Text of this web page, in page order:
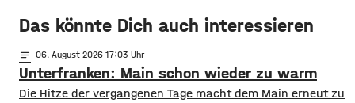
Das könnte Dich auch interessieren
notes 06. August 2026 17:03
Unterfranken: Main schon wieder zu warm
Die Hitze der vergangenen Tage macht dem Main erneut zu